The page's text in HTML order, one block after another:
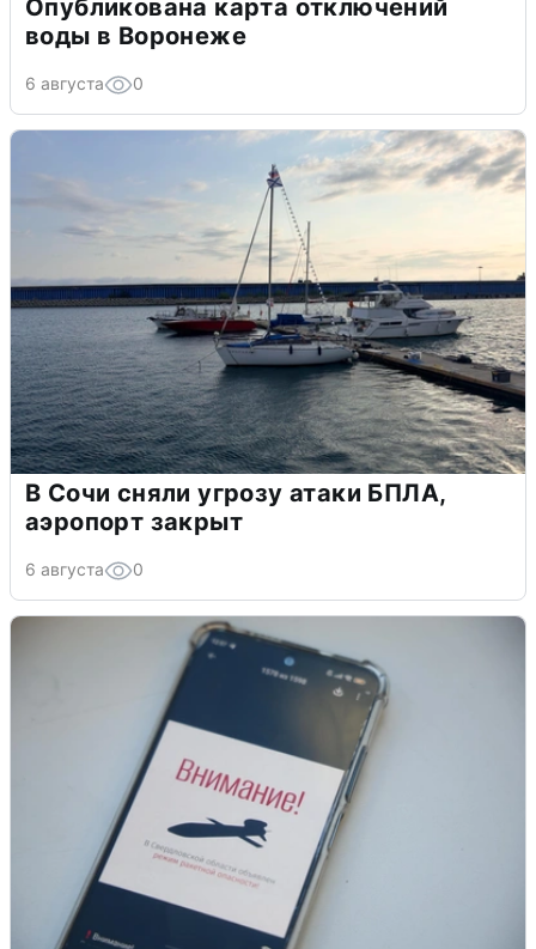
Опубликована карта отключений
воды в Воронеже
6 августа 0
В Сочи сняли угрозу атаки БПЛА,
аэропорт закрыт
6 августа 0